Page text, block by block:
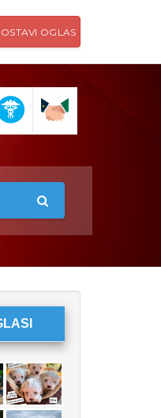
OGLAS